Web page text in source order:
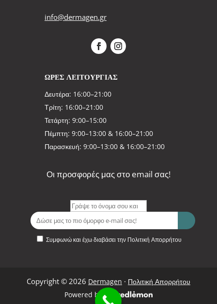
info@dermagen.gr
ΩΡΕΣ ΛΕΙΤΟΥΡΓΙΑΣ
Δευτέρα: 16:00–21:00
Τρίτη: 16:00–21:00
Τετάρτη: 9:00–15:00
Πέμπτη: 9:00–13:00 & 16:00–21:00
Παρασκευή: 9:00–13:00 & 16:00–21:00
Οι προσφορές μας στο email σας!
Συμφωνώ και έχω διαβάσει την Πολιτική Απορρήτου
Copyright © 2026 Dermagen · Πολιτική Απορρήτου
Powered by